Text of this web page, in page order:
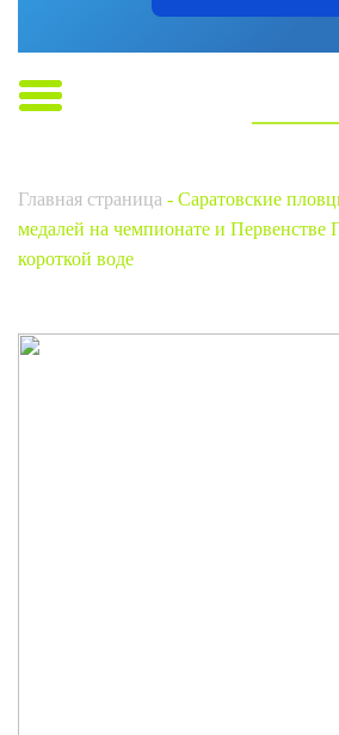
Главная страница - Саратовские
медалей на чемпионате и
короткой воде